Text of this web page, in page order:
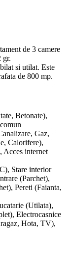
de 3 camere
gr.
si utilat. Este
de 800 mp.
Betonate),
Gaz,
Calorifere),
Acces internet
Stare interior
(Parchet),
Pereti (Faianta,
(Utilata),
Electrocasnice
Hota, TV),